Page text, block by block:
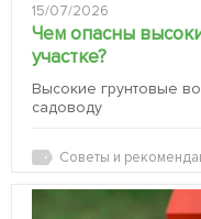
15/07/2026
Чем опасны
участке?
Высокие грунтовые
садоводу
Советы и